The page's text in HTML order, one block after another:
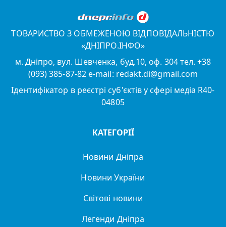
ТОВАРИСТВО З ОБМЕЖЕНОЮ ВІДПОВІДАЛЬНІСТЮ
«ДНІПРО.ІНФО»
м. Дніпро, вул. Шевченка, буд.10, оф. 304 тел. +38
(093) 385-87-82 e-mail: redakt.di@gmail.com
Ідентифікатор в реєстрі суб'єктів у сфері медіа R40-
04805
КАТЕГОРІЇ
Новини Дніпра
Новини України
Світові новини
Легенди Дніпра